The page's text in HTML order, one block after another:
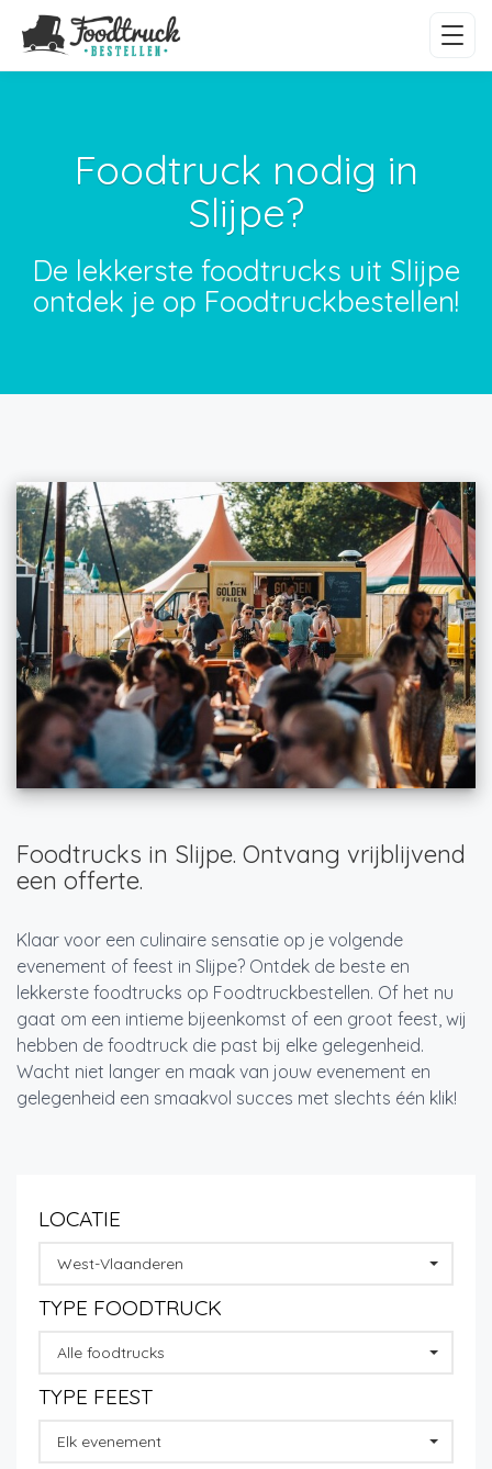
Foodtruck nodig in
Slijpe?
De lekkerste foodtrucks uit Slijpe
ontdek je op Foodtruckbestellen!
Foodtrucks in Slijpe. Ontvang vrijblijvend
een offerte.
Klaar voor een culinaire sensatie op je volgende
evenement of feest in Slijpe? Ontdek de beste en
lekkerste foodtrucks op Foodtruckbestellen. Of het nu
gaat om een intieme bijeenkomst of een groot feest, wij
hebben de foodtruck die past bij elke gelegenheid.
Wacht niet langer en maak van jouw evenement en
gelegenheid een smaakvol succes met slechts één klik!
LOCATIE
West-Vlaanderen
TYPE FOODTRUCK
Alle foodtrucks
TYPE FEEST
Elk evenement